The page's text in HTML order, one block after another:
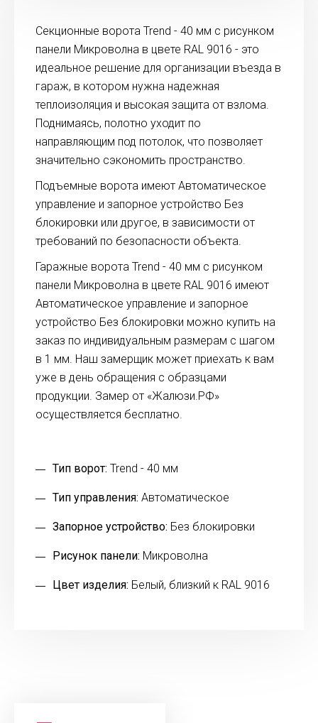
Секционные ворота Trend - 40 мм с рисунком
панели Микроволна в цвете RAL 9016 - это
идеальное решение для организации въезда в
гараж, в котором нужна надежная
теплоизоляция и высокая защита от взлома.
Поднимаясь, полотно уходит по
направляющим под потолок, что позволяет
значительно сэкономить пространство.
Подъемные ворота имеют Автоматическое
управление и запорное устройство Без
блокировки или другое, в зависимости от
требований по безопасности объекта.
Гаражные ворота Trend - 40 мм с рисунком
панели Микроволна в цвете RAL 9016 имеют
Автоматическое управление и запорное
устройство Без блокировки можно купить на
заказ по индивидуальным размерам с шагом
в 1 мм. Наш замерщик может приехать к вам
уже в день обращения с образцами
продукции. Замер от «Жалюзи.РФ»
осуществляется бесплатно.
Тип ворот: Trend - 40 мм
Тип управления: Автоматическое
Запорное устройство: Без блокировки
Рисунок панели: Микроволна
Цвет изделия: Белый, близкий к RAL 9016